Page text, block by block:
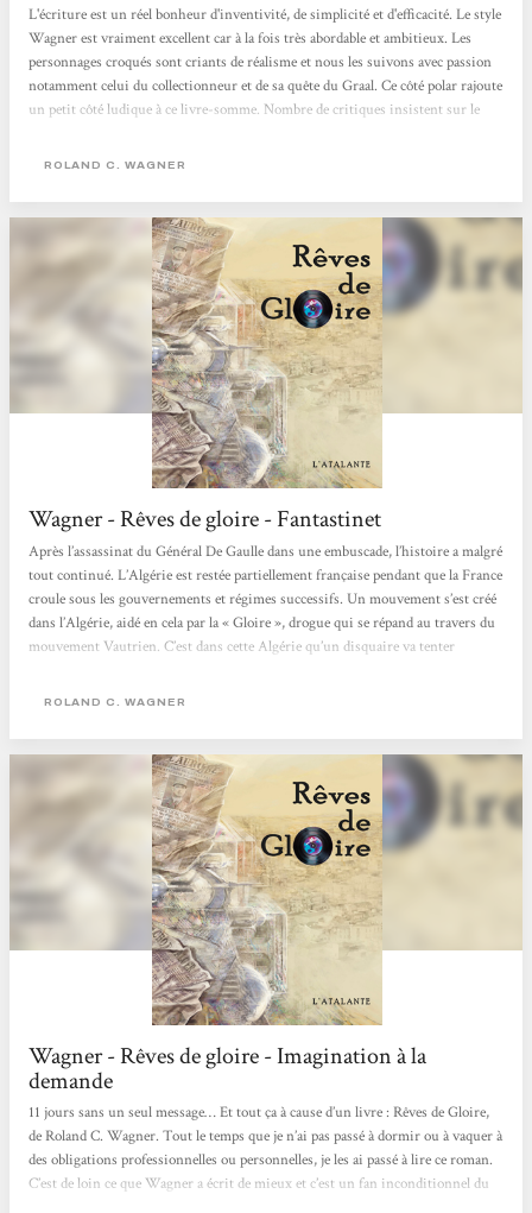
L'écriture est un réel bonheur d'inventivité, de simplicité et d'efficacité. Le style
Wagner est vraiment excellent car à la fois très abordable et ambitieux. Les
personnages croqués sont criants de réalisme et nous les suivons avec passion
notamment celui du collectionneur et de sa quête du Graal. Ce côté polar rajoute
un petit côté ludique à ce livre-somme. Nombre de critiques insistent sur le
impression de vérité et de terrain connu qui s'exhale de l'œuvre au fur et à
ROLAND C. WAGNER
Wagner - Rêves de gloire - Fantastinet
Après l’assassinat du Général De Gaulle dans une embuscade, l’histoire a malgré
tout continué. L’Algérie est restée partiellement française pendant que la France
croule sous les gouvernements et régimes successifs. Un mouvement s’est créé
dans l’Algérie, aidé en cela par la « Gloire », drogue qui se répand au travers du
mouvement Vautrien. C’est dans cette Algérie qu’un disquaire va tenter
moi, au...
ROLAND C. WAGNER
Wagner - Rêves de gloire - Imagination à la
demande
11 jours sans un seul message… Et tout ça à cause d’un livre : Rêves de Gloire,
de Roland C. Wagner. Tout le temps que je n’ai pas passé à dormir ou à vaquer à
des obligations professionnelles ou personnelles, je les ai passé à lire ce roman.
C’est de loin ce que Wagner a écrit de mieux et c’est un fan inconditionnel du